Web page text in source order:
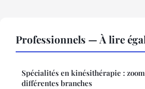
Professionnels — À lire
Spécialités en kinésithérapie :
différentes branches